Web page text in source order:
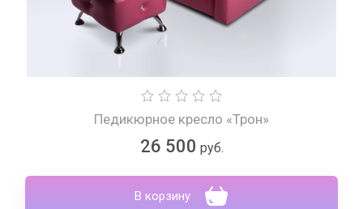
Педикюрное кресло «Трон»
26 500 руб.
В корзину